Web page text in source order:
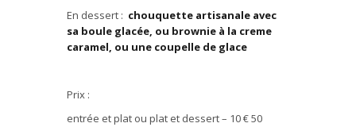
En dessert : chouquette artisanale avec
sa boule glacée, ou brownie à la creme
caramel, ou une coupelle de glace
Prix :
entrée et plat ou plat et dessert – 10€50